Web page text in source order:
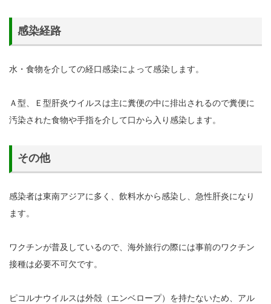
感染経路
水・食物を介しての経口感染によって感染します。
Ａ型、Ｅ型肝炎ウイルスは主に糞便の中に排出されるので糞便に
汚染された食物や手指を介して口から入り感染します。
その他
感染者は東南アジアに多く、飲料水から感染し、急性肝炎になり
ます。
ワクチンが普及しているので、海外旅行の際には事前のワクチン
接種は必要不可欠です。
ピコルナウイルスは外殻（エンベロープ）を持たないため、アル